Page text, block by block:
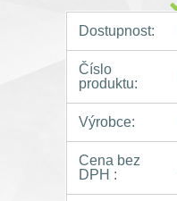
Dostupnost:
Číslo
produktu:
Výrobce:
Cena bez
DPH :